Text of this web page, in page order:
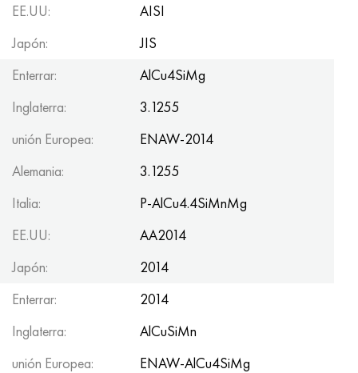
EE.UU:
AISI
Japón:
JIS
Enterrar:
AlCu4SiMg
Inglaterra:
3.1255
unión Europea:
ENAW-2014
Alemania:
3.1255
Italia:
P-AlCu4.4SiMnMg
EE.UU:
AA2014
Japón:
2014
Enterrar:
2014
Inglaterra:
AlCuSiMn
unión Europea:
ENAW-AlCu4SiMg